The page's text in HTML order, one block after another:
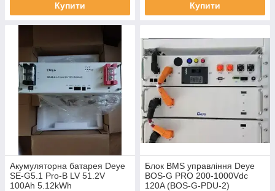
Купити Купити
Акумуляторна батарея Deye
SE-G5.1 Pro-B LV 51.2V
100Ah 5.12kWh
Блок BMS управління Deye
BOS-G PRO 200-1000Vdc
120A (BOS-G-PDU-2)